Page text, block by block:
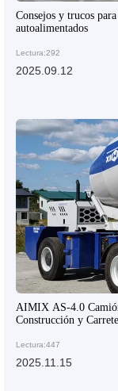
Consejos y trucos
autoalimentados
Lectura:292
2025.09.12
AIMIX AS-4.0
Construcción y
Lectura:447
2025.11.15